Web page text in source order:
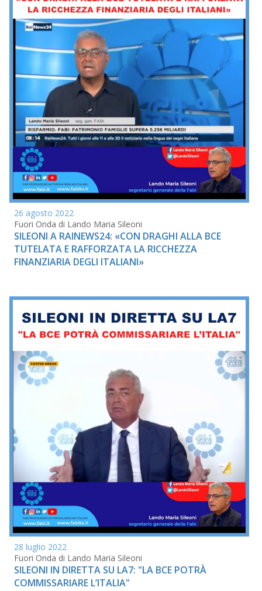
26 agosto 2022
Fuori Onda di Lando Maria Sileoni
SILEONI A RAINEWS24: «CON DRAGHI ALLA BCE
TUTELATA E RAFFORZATA LA RICCHEZZA
FINANZIARIA DEGLI ITALIANI»
28 luglio 2022
Fuori Onda di Lando Maria Sileoni
SILEONI IN DIRETTA SU LA7: "LA BCE POTRÀ
COMMISSARIARE L’ITALIA"